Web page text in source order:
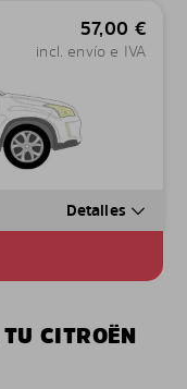
57,00 €
incl. envío e IVA
Detalles
CITROËN